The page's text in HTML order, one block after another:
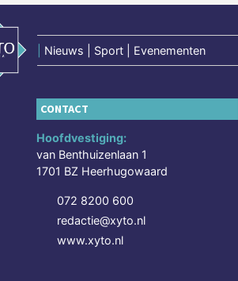
Nieuws | Sport | Evenementen
CONTACT
Hoofdvestiging:
van Benthuizenlaan 1
1701 BZ Heerhugowaard
072 8200 600
redactie@xyto.nl
www.xyto.nl